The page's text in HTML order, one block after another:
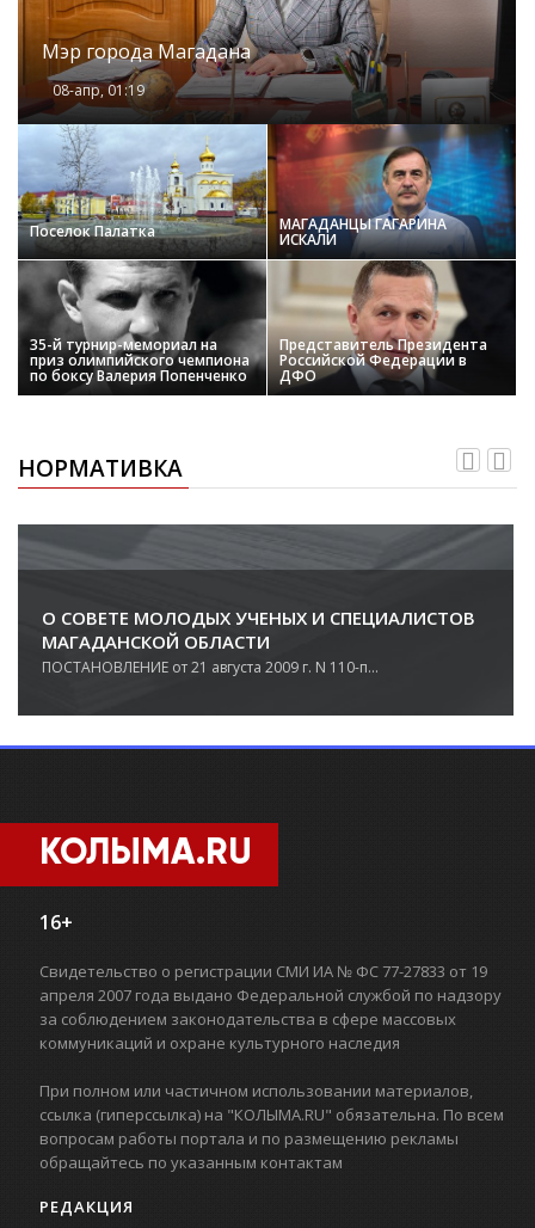
Мэр города Магадана
08-апр, 01:19
Поселок Палатка МАГАДАНЦЫ ГАГАРИНА
ИСКАЛИ
35-й турнир-мемориал на
приз олимпийского чемпиона
по боксу Валерия Попенченко
Представитель Президента
Российской Федерации в
ДФО
НОРМАТИВКА
О СОВЕТЕ МОЛОДЫХ УЧЕНЫХ И СПЕЦИАЛИСТОВ
МАГАДАНСКОЙ ОБЛАСТИ
ПОСТАНОВЛЕНИЕ от 21 августа 2009 г. N 110-п...
КОЛЫМА.RU
16+
Свидетельство о регистрации СМИ ИА № ФС 77-27833 от 19
апреля 2007 года выдано Федеральной службой по надзору
за соблюдением законодательства в сфере массовых
коммуникаций и охране культурного наследия
При полном или частичном использовании материалов,
ссылка (гиперссылка) на "КОЛЫМА.RU" обязательна. По всем
вопросам работы портала и по размещению рекламы
обращайтесь по указанным контактам
РЕДАКЦИЯ